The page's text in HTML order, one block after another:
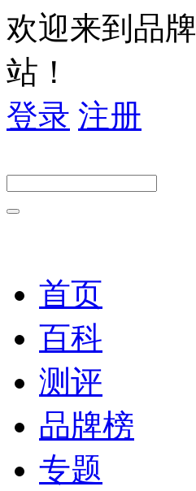
欢迎来到品
站！
登录 注册
首页
百科
测评
品牌榜
专题